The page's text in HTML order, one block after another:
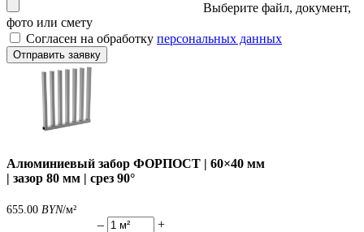
Выберите файл, документ,
фото или смету
Согласен на обработку персональных данных
Отправить заявку
Алюминиевый забор ФОРПОСТ | 60×40 мм
| зазор 80 мм | срез 90°
655.00 BYN/м²
– +